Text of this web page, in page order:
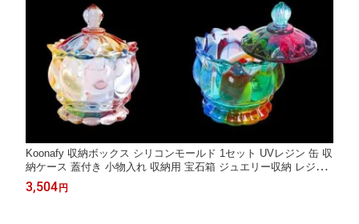
Koonafy 収納ボックス シリコンモールド 1セット UVレジン 缶 収
納ケース 蓋付き 小物入れ 収納用 宝石箱 ジュエリー収納 レジン
DIY 手作り モールド 工芸品 型 抜き型 (クリスタルガラス缶)
3,504 円